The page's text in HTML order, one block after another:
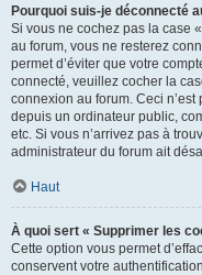
Pourquoi suis-je déconnecté
Si vous ne cochez pas la case
au forum, vous ne resterez
permet d’éviter que votre
connecté, veuillez cocher la
connexion au forum. Ceci
depuis un ordinateur public,
etc. Si vous n’arrivez pas à
administrateur du forum ait
Haut
À quoi sert « Supprimer les
Cette option vous permet
conservent votre